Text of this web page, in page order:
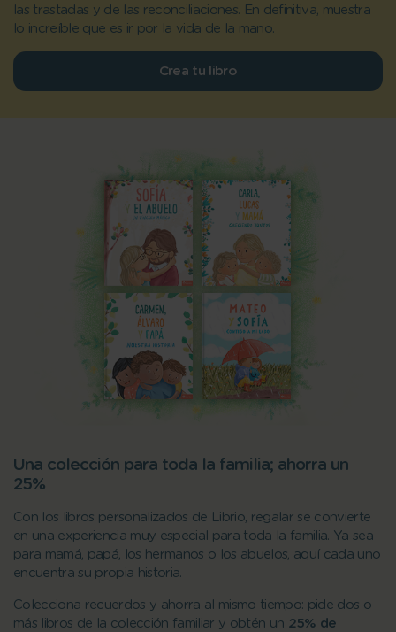
las trastadas y de las reconciliaciones. En definitiva, muestra
lo increíble que es ir por la vida de la mano.
Crea tu libro
Una colección para toda la familia; ahorra un
25%
Con los libros personalizados de Librio, regalar se convierte
en una experiencia muy especial para toda la familia. Ya sea
para mamá, papá, los hermanos o los abuelos, aquí cada uno
encuentra su propia historia.
Colecciona recuerdos y ahorra al mismo tiempo: pide dos o
más libros de la colección familiar y obtén un 25% de